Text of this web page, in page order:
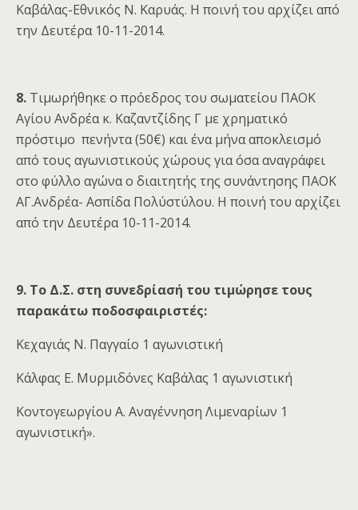
Καβάλας-Εθνικός Ν. Καρυάς. Η ποινή του αρχίζει από
την Δευτέρα 10-11-2014.
8. Τιμωρήθηκε ο πρόεδρος του σωματείου ΠΑΟΚ
Αγίου Ανδρέα κ. Καζαντζίδης Γ με χρηματικό
πρόστιμο πενήντα (50€) και ένα μήνα αποκλεισμό
από τους αγωνιστικούς χώρους για όσα αναγράφει
στο φύλλο αγώνα ο διαιτητής της συνάντησης ΠΑΟΚ
ΑΓ.Ανδρέα- Ασπίδα Πολύστύλου. Η ποινή του αρχίζει
από την Δευτέρα 10-11-2014.
9. Το Δ.Σ. στη συνεδρίασή του τιμώρησε τους
παρακάτω ποδοσφαιριστές:
Κεχαγιάς Ν. Παγγαίο 1 αγωνιστική
Κάλφας Ε. Μυρμιδόνες Καβάλας 1 αγωνιστική
Κοντογεωργίου Α. Αναγέννηση Λιμεναρίων 1
αγωνιστική».